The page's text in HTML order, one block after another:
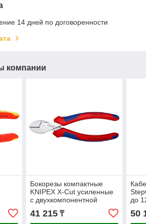
14 дней по договоренности
компании
Бокорезы компактные
KNIPEX X-Cut усиленные
с двухкомпонентной
рукояткой 160мм 7305160
41 215₸
до
50